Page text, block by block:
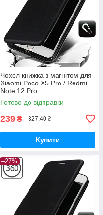
Чохол книжка з магнітом для
Xiaomi Poco X5 Pro / Redmi
Note 12 Pro
Готово до відправки
239 ₴ 327,40 ₴
Купити
–27%